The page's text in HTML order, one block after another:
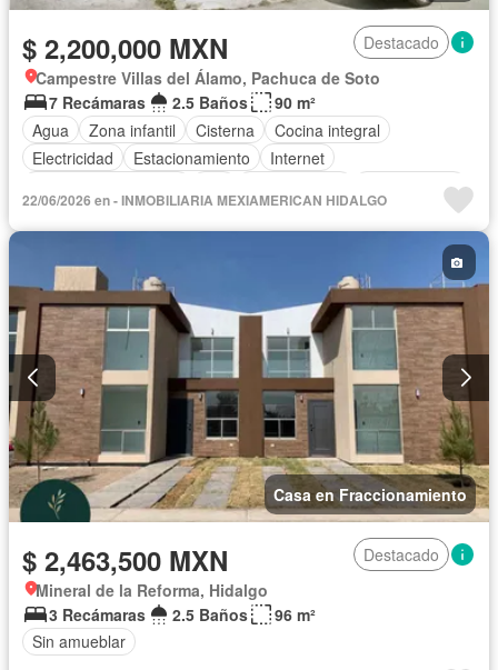
$ 2,200,000 MXN
Destacado
Campestre Villas del Álamo, Pachuca de Soto
7 Recámaras
2.5 Baños
90 m²
Agua
Zona infantil Cisterna
Cocina integral
Electricidad
Estacionamiento
Internet
Sin amueblar
22/06/2026 en - INMOBILIARIA MEXIAMERICAN HIDALGO
Casa en Fraccionamiento
$ 2,463,500 MXN
Destacado
Mineral de la Reforma, Hidalgo
3 Recámaras
2.5 Baños
96 m²
Sin amueblar